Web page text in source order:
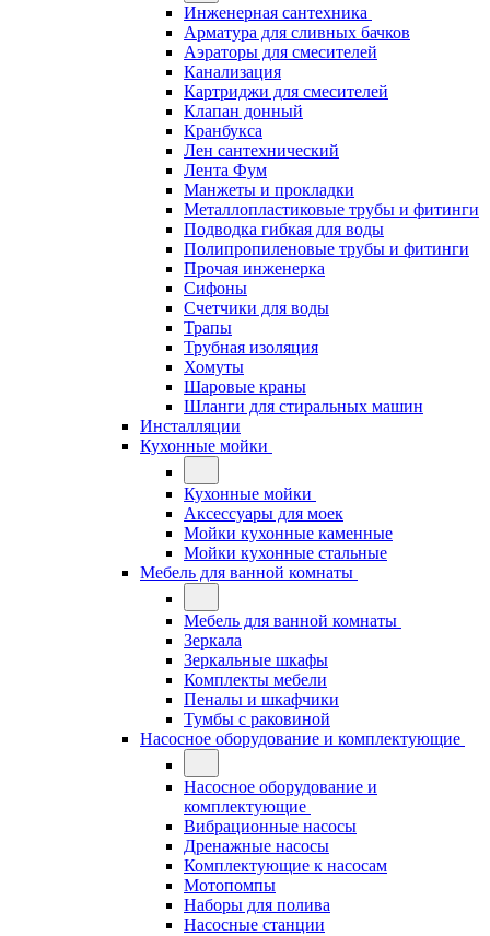
Инженерная сантехника
Арматура для сливных бачков
Аэраторы для смесителей
Канализация
Картриджи для смесителей
Клапан донный
Кранбукса
Лен сантехнический
Лента Фум
Манжеты и прокладки
Металлопластиковые трубы и фитинги
Подводка гибкая для воды
Полипропиленовые трубы и фитинги
Прочая инженерка
Сифоны
Счетчики для воды
Трапы
Трубная изоляция
Хомуты
Шаровые краны
Шланги для стиральных машин
Инсталляции
Кухонные мойки
Кухонные мойки
Аксессуары для моек
Мойки кухонные каменные
Мойки кухонные стальные
Мебель для ванной комнаты
Мебель для ванной комнаты
Зеркала
Зеркальные шкафы
Комплекты мебели
Пеналы и шкафчики
Тумбы с раковиной
Насосное оборудование и комплектующие
Насосное оборудование и
комплектующие
Вибрационные насосы
Дренажные насосы
Комплектующие к насосам
Мотопомпы
Наборы для полива
Насосные станции